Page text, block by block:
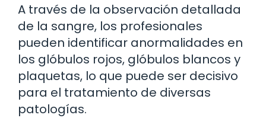
A través de la observación detallada
de la sangre, los profesionales
pueden identificar anormalidades en
los glóbulos rojos, glóbulos blancos y
plaquetas, lo que puede ser decisivo
para el tratamiento de diversas
patologías.